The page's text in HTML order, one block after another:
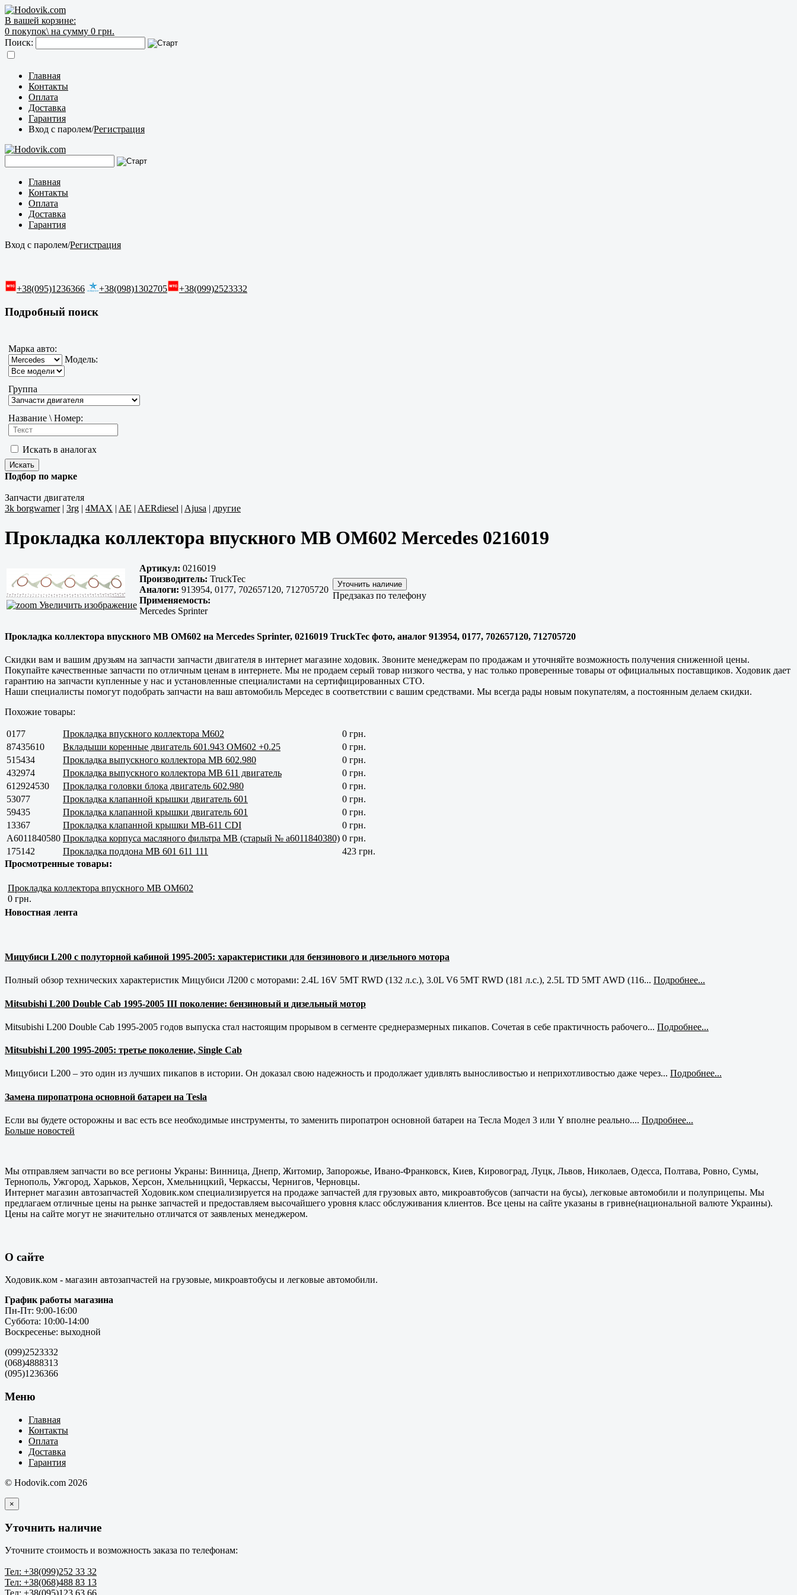
В вашей корзине:
0 покупок\ на сумму 0 грн.
Поиск:
Главная
Контакты
Оплата
Доставка
Гарантия
Вход с паролем/Регистрация
Главная
Контакты
Оплата
Доставка
Гарантия
Вход с паролем/Регистрация
+38(095)1236366 +38(098)1302705 +38(099)2523332
Подробный поиск
Марка авто:
Модель:
Группа
Название \ Номер:
Искать в аналогах
Подбор по марке
Запчасти двигателя
3k borgwarner| 3rg | 4MAX | AE | AERdiesel | Ajusa | другие
Прокладка коллектора впускного MB OM602 Mercedes 0216019
Увеличить изображение
Артикул: 0216019
Производитель: TruckTec
Аналоги: 913954, 0177, 702657120, 712705720
Применяемость:
Mercedes Sprinter
Предзаказ по телефону
Прокладка коллектора впускного MB OM602 на Mercedes Sprinter, 0216019 TruckTec фото, аналог 913954, 0177, 702657120, 712705720
Скидки вам и вашим друзьям на запчасти запчасти двигателя в интернет магазине ходовик. Звоните менеджерам по продажам и уточняйте возможность получения сниженной цены.
Покупайте качественные запчасти по отличным ценам в интернете. Мы не продаем серый товар низкого чества, у нас только проверенные товары от официальных поставщиков. Ходовик дает
гарантию на запчасти купленные у нас и установленные специалистами на сертифицированных СТО.
Наши специалисты помогут подобрать запчасти на ваш автомобиль Мерседес в соответствии с вашим средствами. Мы всегда рады новым покупателям, а постоянным делаем скидки.
Похожие товары:
0177 Прокладка впускного коллектора M602
0 грн.
87435610
Вкладыши коренные двигатель 601.943 OM602 +0.25
0 грн.
515434
Прокладка выпускного коллектора MB 602.980
0 грн.
432974
Прокладка выпускного коллектора MB 611 двигатель
0 грн.
612924530
Прокладка головки блока двигатель 602.980
0 грн.
53077
Прокладка клапанной крышки двигатель 601
0 грн.
59435
Прокладка клапанной крышки двигатель 601
0 грн.
13367
Прокладка клапанной крышки MB-611 CDI
0 грн.
A6011840580 Прокладка корпуса масляного фильтра МВ (старый № a6011840380) 0 грн.
175142
Прокладка поддона МВ 601 611 111
423 грн.
Просмотренные товары:
Прокладка коллектора впускного MB OM602
0 грн.
Новостная лента
Мицубиси L200 с полуторной кабиной 1995-2005: характеристики для бензинового и дизельного мотора
Полный обзор технических характеристик Мицубиси Л200 с моторами: 2.4L 16V 5MT RWD (132 л.с.), 3.0L V6 5MT RWD (181 л.с.), 2.5L TD 5MT AWD (116... Подробнее...
Mitsubishi L200 Double Cab 1995-2005 III поколение: бензиновый и дизельный мотор
Mitsubishi L200 Double Cab 1995-2005 годов выпуска стал настоящим прорывом в сегменте среднеразмерных пикапов. Сочетая в себе практичность рабочего... Подробнее...
Mitsubishi L200 1995-2005: третье поколение, Single Cab
Мицубиси L200 – это один из лучших пикапов в истории. Он доказал свою надежность и продолжает удивлять выносливостью и неприхотливостью даже через... Подробнее...
Замена пиропатрона основной батареи на Tesla
Если вы будете осторожны и вас есть все необходимые инструменты, то заменить пиропатрон основной батареи на Тесла Модел 3 или Y вполне реально.... Подробнее...
Больше новостей
Мы отправляем запчасти во все регионы Украны: Винница, Днепр, Житомир, Запорожье, Ивано-Франковск, Киев, Кировоград, Луцк, Львов, Николаев, Одесса, Полтава, Ровно, Сумы,
Тернополь, Ужгород, Харьков, Херсон, Хмельницкий, Черкассы, Чернигов, Черновцы.
Интернет магазин автозапчастей Ходовик.ком специализируется на продаже запчастей для грузовых авто, микроавтобусов (запчасти на бусы), легковые автомобили и полуприцепы. Мы
предлагаем отличные цены на рынке запчастей и предоставляем высочайшего уровня класс обслуживания клиентов. Все цены на сайте указаны в гривне(национальной валюте Украины).
Цены на сайте могут не значительно отличатся от заявленых менеджером.
О сайте
Ходовик.ком - магазин автозапчастей на грузовые, микроавтобусы и легковые автомобили.
График работы магазина
Пн-Пт: 9:00-16:00
Суббота: 10:00-14:00
Воскресенье: выходной
(099)2523332
(068)4888313
(095)1236366
Меню
Главная
Контакты
Оплата
Доставка
Гарантия
© Hodovik.com 2026
×
Уточнить наличие
Уточните стоимость и возможность заказа по телефонам:
Тел: +38(099)252 33 32
Тел: +38(068)488 83 13